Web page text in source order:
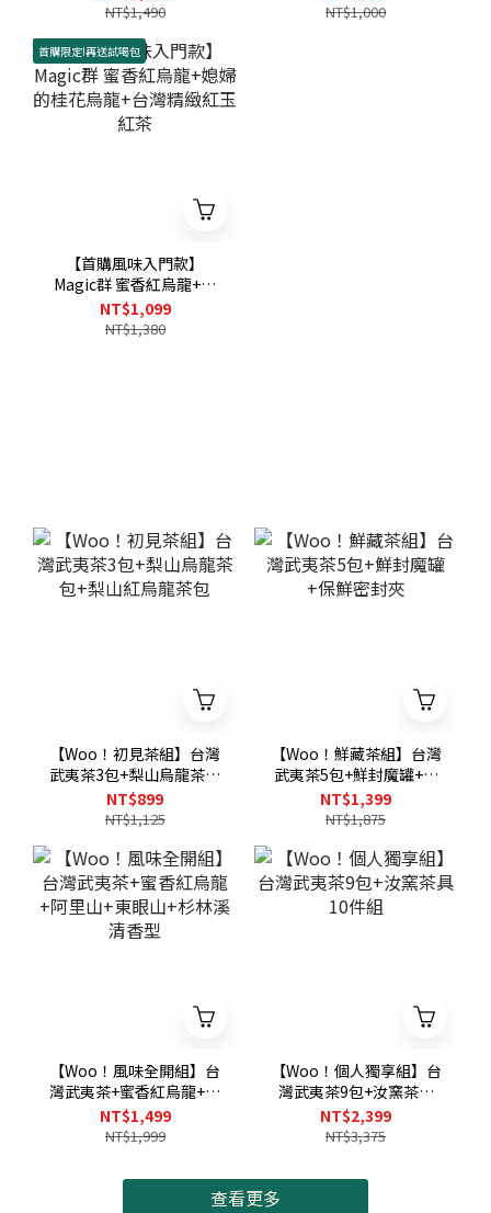
NT$1,490 NT$1,000
首購限定!再送試喝包
【首購風味入門款】
Magic群 蜜香紅烏龍+媳
婦的桂花烏龍+台灣精緻
紅玉紅茶
NT$1,099
NT$1,380
【Woo！初見茶組】台灣
武夷茶3包+梨山烏龍茶包
+梨山紅烏龍茶包
NT$899
NT$1,125
【Woo！鮮藏茶組】台灣
武夷茶5包+鮮封魔罐+保
鮮密封夾
NT$1,399
NT$1,875
【Woo！風味全開組】台
灣武夷茶+蜜香紅烏龍+阿
里山+東眼山+杉林溪清香
型
NT$1,499
NT$1,999
【Woo！個人獨享組】台
灣武夷茶9包+汝窯茶具
10件組
NT$2,399
NT$3,375
查看更多